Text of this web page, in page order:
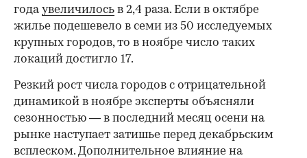
годаувеличилось в 2,4 раза. Если в октябре
жилье подешевело в семи из 50 исследуемых
крупных городов, то в ноябре число таких
локаций достигло 17.
Резкий рост числа городов с отрицательной
динамикой в ноябре эксперты объясняли
сезонностью — в последний месяц осени на
рынке наступает затишье перед декабрьским
всплеском. Дополнительное влияние на